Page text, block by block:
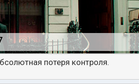
потеря контроля.